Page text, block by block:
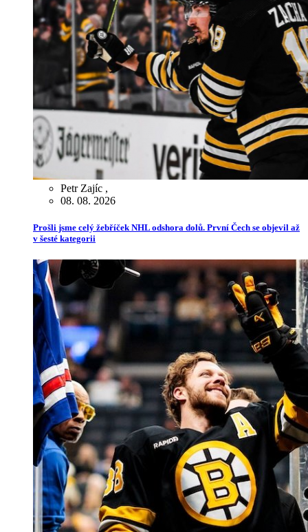
Petr Zajíc ,
08. 08. 2026
Prošli jsme celý žebříček NHL odshora dolů. První Čech se objevil až
v šesté kategorii